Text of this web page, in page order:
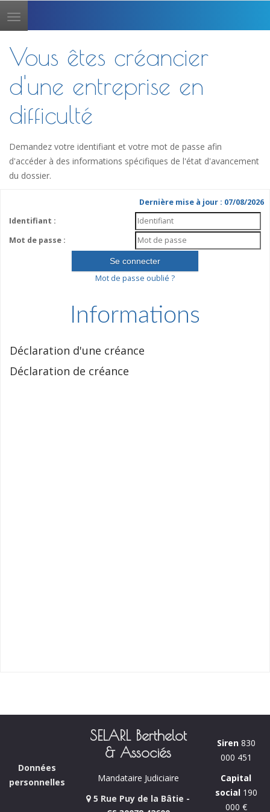
Toggle
navigation
Vous êtes créancier
d'une entreprise en
difficulté
Demandez votre identifiant et votre mot de passe afin
d'accéder à des informations spécifiques de l'état d'avancement
du dossier.
Dernière mise à jour : 07/08/2026
Identifiant :
Mot de passe :
Mot de passe oublié ?
Informations
Déclaration d'une créance
Déclaration de créance
Données
personnelles
SELARL Berthelot
& Associés
Mandataire Judiciaire
5 Rue Puy de la Bâtie -
Siren830
000 451
Capital
social190
000 €